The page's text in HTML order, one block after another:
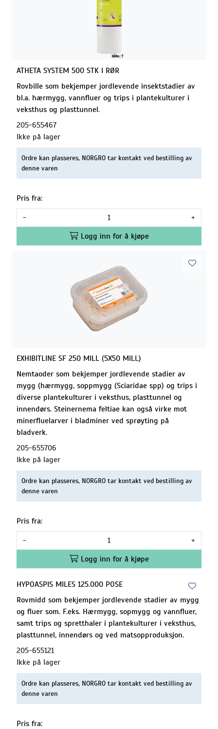
ATHETA SYSTEM 500 STK I RØR
Rovbille som bekjemper jordlevende insektstadier av
bl.a. hærmygg, vannfluer og trips i plantekulturer i
veksthus og plasttunnel.
205-655467
Ikke på lager
Ordre kan plasseres, NORGRO tar kontakt ved bestilling av
denne varen
Pris fra:
-
+
Logg inn for å kjøpe
EXHIBITLINE SF 250 MILL (5X50 MILL)
Nemtaoder som bekjemper jordlevende stadier av
mygg (hærmygg, soppmygg (Sciaridae spp) og trips i
diverse plantekulturer i veksthus, plasttunnel og
innendørs. Steinernema feltiae kan også virke mot
minerfluelarver i bladminer ved sprøyting på
bladverk.
205-655706
Ikke på lager
Ordre kan plasseres, NORGRO tar kontakt ved bestilling av
denne varen
Pris fra:
-
+
Logg inn for å kjøpe
HYPOASPIS MILES 125.000 POSE
Rovmidd som bekjemper jordlevende stadier av mygg
og fluer som. F.eks. Hærmygg, sopmygg og vannfluer,
samt trips og spretthaler i plantekulturer i veksthus,
plasttunnel, innendørs og ved matsopproduksjon.
205-655121
Ikke på lager
Ordre kan plasseres, NORGRO tar kontakt ved bestilling av
denne varen
Pris fra: